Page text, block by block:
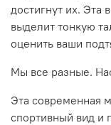
достигнут их. Эта
выделит тонкую
оценить ваши
Мы все разные.
Эта современная
спортивный вид и